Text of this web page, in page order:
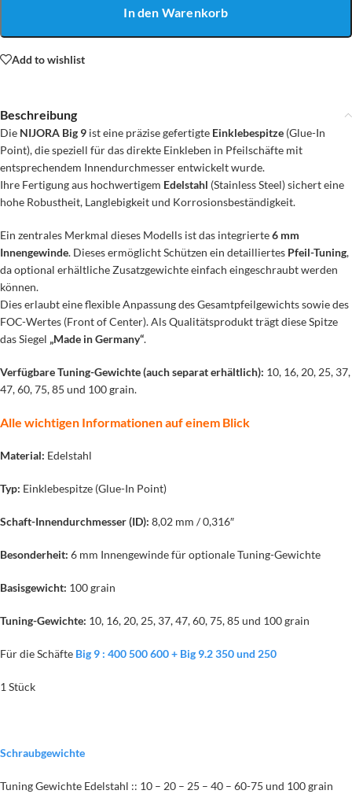
In den Warenkorb
Add to wishlist
Beschreibung
Die NIJORA Big 9 ist eine präzise gefertigte Einklebespitze (Glue-In
Point), die speziell für das direkte Einkleben in Pfeilschäfte mit
entsprechendem Innendurchmesser entwickelt wurde.
Ihre Fertigung aus hochwertigem Edelstahl (Stainless Steel) sichert eine
hohe Robustheit, Langlebigkeit und Korrosionsbeständigkeit.
Ein zentrales Merkmal dieses Modells ist das integrierte6 mm
Innengewinde. Dieses ermöglicht Schützen ein detailliertes Pfeil-Tuning,
da optional erhältliche Zusatzgewichte einfach eingeschraubt werden
können.
Dies erlaubt eine flexible Anpassung des Gesamtpfeilgewichts sowie des
FOC-Wertes (Front of Center). Als Qualitätsprodukt trägt diese Spitze
das Siegel „Made in Germany“.
Verfügbare Tuning-Gewichte (auch separat erhältlich): 10, 16, 20, 25, 37,
47, 60, 75, 85 und 100 grain.
Alle wichtigen Informationen auf einem Blick
Material: Edelstahl
Typ: Einklebespitze (Glue-In Point)
Schaft-Innendurchmesser (ID): 8,02 mm / 0,316″
Besonderheit: 6 mm Innengewinde für optionale Tuning-Gewichte
Basisgewicht: 100 grain
Tuning-Gewichte: 10, 16, 20, 25, 37, 47, 60, 75, 85 und 100 grain
Für die Schäfte Big 9 : 400 500 600 + Big 9.2 350 und 250
1 Stück
Schraubgewichte
Tuning Gewichte Edelstahl :: 10 – 20 – 25 – 40 – 60-75 und 100 grain